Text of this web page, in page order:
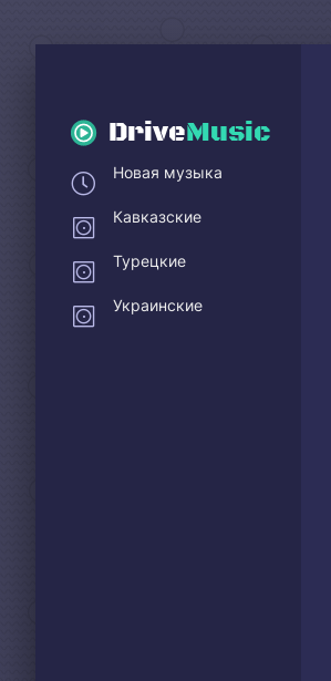
DriveMusic
Новая музыка
Кавказские
Турецкие
Украинские